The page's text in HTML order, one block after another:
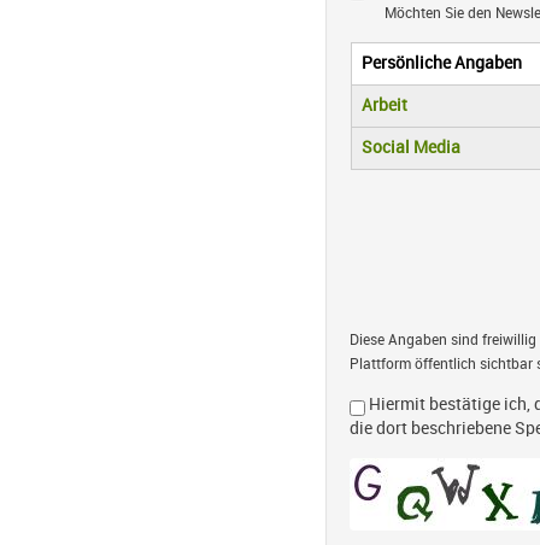
Möchten Sie den
Vertikale
Persönliche Angaben
(aktiver Reiter)
Arbeit
Social Media
Diese Angaben sind
Plattform öffentlich sichtbar
Hiermit bestätige ich,
die dort beschriebene